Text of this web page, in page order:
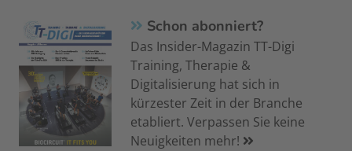
Schon abonniert?
Das Insider-Magazin TT-Digi
Training, Therapie &
Digitalisierung hat sich in
kürzester Zeit in der Branche
etabliert. Verpassen Sie keine
Neuigkeiten mehr!